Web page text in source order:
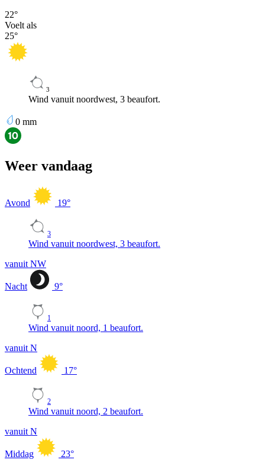
22°
Voelt als
25°
3
Wind vanuit noordwest, 3 beaufort.
0 mm
Weer vandaag
Avond 19°
3
Wind vanuit noordwest, 3 beaufort.
vanuit NW
Nacht 9°
1
Wind vanuit noord, 1 beaufort.
vanuit N
Ochtend 17°
2
Wind vanuit noord, 2 beaufort.
vanuit N
Middag 23°